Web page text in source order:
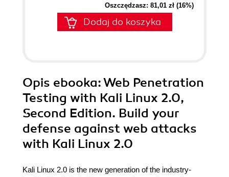
Oszczędzasz: 81,01 zł (16%)
Dodaj do koszyka
Opis ebooka: Web Penetration
Testing with Kali Linux 2.0,
Second Edition. Build your
defense against web attacks
with Kali Linux 2.0
Kali Linux 2.0 is the new generation of the industry-